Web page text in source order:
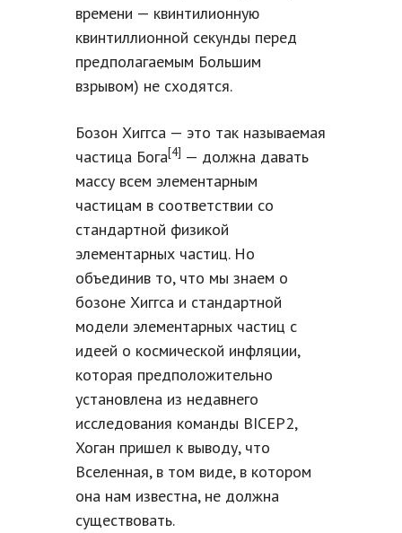
времени — квинтилионную
квинтиллионной секунды перед
предполагаемым Большим
взрывом) не сходятся.
Бозон Хиггса — это так называемая
частица Бога[4] — должна давать
массу всем элементарным
частицам в соответствии со
стандартной физикой
элементарных частиц. Но
объединив то, что мы знаем о
бозоне Хиггса и стандартной
модели элементарных частиц с
идеей о космической инфляции,
которая предположительно
установлена из недавнего
исследования команды BICEP2,
Хоган пришел к выводу, что
Вселенная, в том виде, в котором
она нам известна, не должна
существовать.